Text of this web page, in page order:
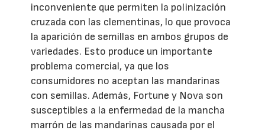
inconveniente que permiten la polinización
cruzada con las clementinas, lo que provoca
la aparición de semillas en ambos grupos de
variedades. Esto produce un importante
problema comercial, ya que los
consumidores no aceptan las mandarinas
con semillas. Además, Fortune y Nova son
susceptibles a la enfermedad de la mancha
marrón de las mandarinas causada por el